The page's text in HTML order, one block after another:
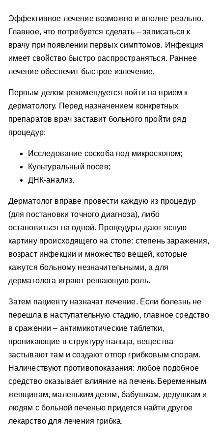
Эффективное лечение возможно и вполне реально.
Главное, что потребуется сделать – записаться к
врачу при появлении первых симптомов. Инфекция
имеет свойство быстро распространяться. Раннее
лечение обеспечит быстрое излечение.
Первым делом рекомендуется пойти на приём к
дерматологу. Перед назначением конкретных
препаратов врач заставит больного пройти ряд
процедур:
Исследование соскоба под микроскопом;
Культуральный посев;
ДНК-анализ.
Дерматолог вправе провести каждую из процедур
(для постановки точного диагноза), либо
остановиться на одной. Процедуры дают ясную
картину происходящего на стопе: степень заражения,
возраст инфекции и множество вещей, которые
кажутся больному незначительными, а для
дерматолога играют решающую роль.
Затем пациенту назначат лечение. Если болезнь не
перешла в наступательную стадию, главное средство
в сражении – антимикотические таблетки,
проникающие в структуру пальца, вещества
застывают там и создают отпор грибковым спорам.
Наличествуют противопоказания: любое подобное
средство оказывает влияние на печень.Беременным
женщинам, маленьким детям, бабушкам, дедушкам и
людям с больной печенью придется найти другое
лекарство для лечения грибка.